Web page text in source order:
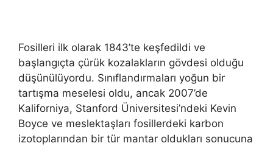
Fosilleri ilk olarak 1843’te keşfedildi ve
başlangıçta çürük kozalakların gövdesi olduğu
düşünülüyordu. Sınıflandırmaları yoğun bir
tartışma meselesi oldu, ancak 2007’de
Kaliforniya, Stanford Üniversitesi’ndeki Kevin
Boyce ve meslektaşları fosillerdeki karbon
izotoplarından bir tür mantar oldukları sonucuna